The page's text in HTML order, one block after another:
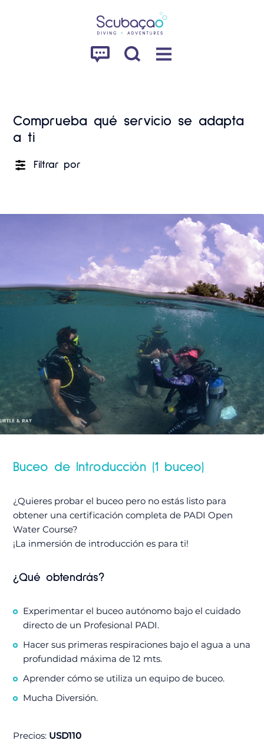
Comprueba qué servicio se adapta
a ti
Filtrar por
Buceo de Introducción (1 buceo)
¿Quieres probar el buceo pero no estás listo para
obtener una certificación completa de PADI Open
Water Course?
¡La inmersión de introducción es para ti!
¿Qué obtendrás?
Experimentar el buceo autónomo bajo el cuidado
directo de un Profesional PADI.
Hacer sus primeras respiraciones bajo el agua a una
profundidad máxima de 12 mts.
Aprender cómo se utiliza un equipo de buceo.
Mucha Diversión.
Precios: USD110